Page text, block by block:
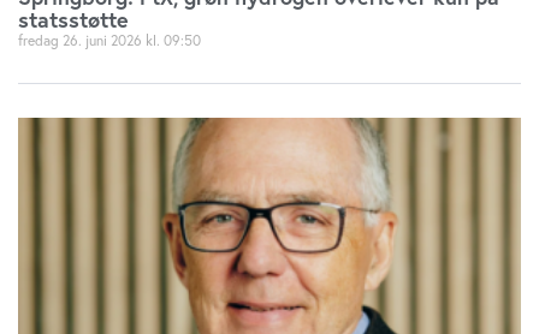
statsstøtte
fredag 26. juni 2026 09:50